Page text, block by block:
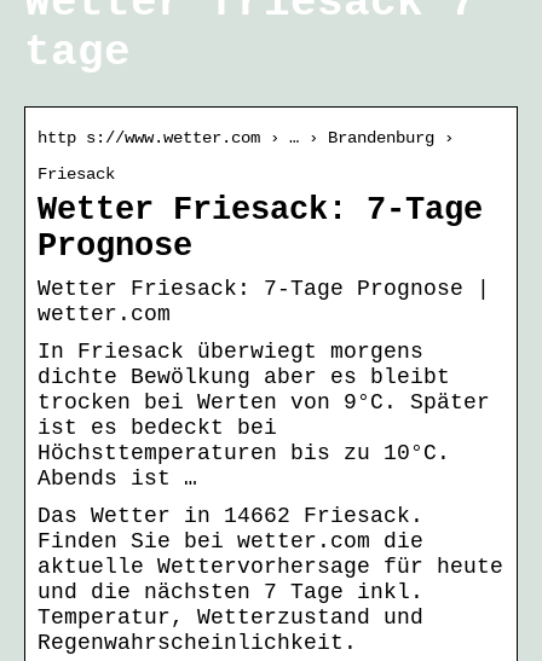
tage
http s://www.wetter.com › … › Brandenburg ›
Friesack
Wetter Friesack: 7-Tage
Prognose
Wetter Friesack: 7-Tage Prognose |
wetter.com
In Friesack überwiegt morgens
dichte Bewölkung aber es bleibt
trocken bei Werten von 9°C. Später
ist es bedeckt bei
Höchsttemperaturen bis zu 10°C.
Abends ist …
Das Wetter in 14662 Friesack.
Finden Sie bei wetter.com die
aktuelle Wettervorhersage für heute
und die nächsten 7 Tage inkl.
Temperatur, Wetterzustand und
Regenwahrscheinlichkeit.